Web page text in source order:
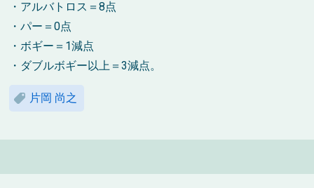
・アルバトロス＝8点
・パー＝0点
・ボギー＝1減点
・ダブルボギー以上＝3減点。
片岡 尚之